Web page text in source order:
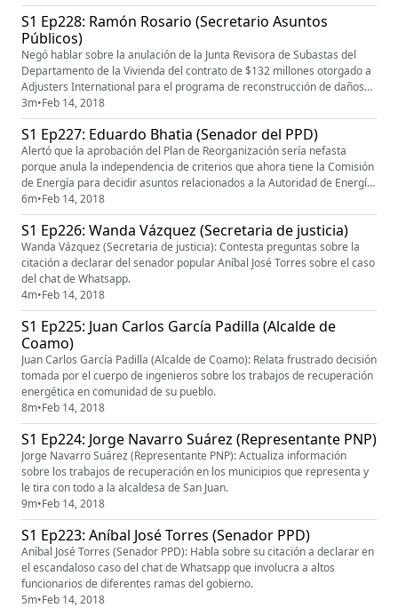
S1 Ep228: Ramón Rosario (Secretario Asuntos
Públicos)
Negó hablar sobre la anulación de la Junta Revisora de Subastas del
Departamento de la Vivienda del contrato de $132 millones otorgado a
Adjusters International para el programa de reconstrucción de daños
menores a los hogares de los damnificados por el huracán María en
Puerto Rico.
3m•Feb 14, 2018
S1 Ep227: Eduardo Bhatia (Senador del PPD)
Alertó que la aprobación del Plan de Reorganización sería nefasta
porque anula la independencia de criterios que ahora tiene la Comisión
de Energía para decidir asuntos relacionados a la Autoridad de Energía
Eléctrica. Opinó que sería dañino, pues crearía un organismo atado a la
discreción total del Gobierno central anulando la independencia de
juicio y acción con la que al presente cuenta ese ...
6m•Feb 14, 2018
S1 Ep226: Wanda Vázquez (Secretaria de justicia)
Wanda Vázquez (Secretaria de justicia): Contesta preguntas sobre la
citación a declarar del senador popular Aníbal José Torres sobre el caso
del chat de Whatsapp.
4m•Feb 14, 2018
S1 Ep225: Juan Carlos García Padilla (Alcalde de
Coamo)
Juan Carlos García Padilla (Alcalde de Coamo): Relata frustrado decisión
tomada por el cuerpo de ingenieros sobre los trabajos de recuperación
energética en comunidad de su pueblo.
8m•Feb 14, 2018
S1 Ep224: Jorge Navarro Suárez (Representante PNP)
Jorge Navarro Suárez (Representante PNP): Actualiza información
sobre los trabajos de recuperación en los municipios que representa y
le tira con todo a la alcaldesa de San Juan.
9m•Feb 14, 2018
S1 Ep223: Aníbal José Torres (Senador PPD)
Aníbal José Torres (Senador PPD): Habla sobre su citación a declarar en
el escandaloso caso del chat de Whatsapp que involucra a altos
funcionarios de diferentes ramas del gobierno.
5m•Feb 14, 2018